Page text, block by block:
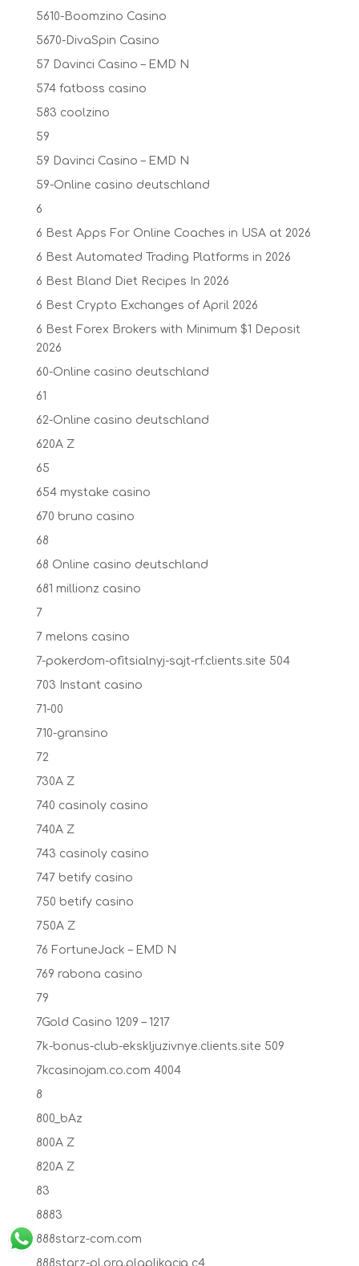
5610-Boomzino Casino
5670-DivaSpin Casino
57 Davinci Casino – EMD N
574 fatboss casino
583 coolzino
59
59 Davinci Casino – EMD N
59-Online casino deutschland
6
6 Best Apps For Online Coaches in USA at 2026
6 Best Automated Trading Platforms in 2026
6 Best Bland Diet Recipes In 2026
6 Best Crypto Exchanges of April 2026
6 Best Forex Brokers with Minimum $1 Deposit ️
2026
60-Online casino deutschland
61
62-Online casino deutschland
620A Z
65
654 mystake casino
670 bruno casino
68
68 Online casino deutschland
681 millionz casino
7
7 melons casino
7-pokerdom-ofitsialnyj-sajt-rf.clients.site 504
703 Instant casino
71-00
710-gransino
72
730A Z
740 casinoly casino
740A Z
743 casinoly casino
747 betify casino
750 betify casino
750A Z
76 FortuneJack – EMD N
769 rabona casino
79
7Gold Casino 1209 – 1217
7k-bonus-club-ekskljuzivnye.clients.site 509
7kcasinojam.co.com 4004
8
800_bAz
800A Z
820A Z
83
8883
888starz-com.com
888starz-pl.org.plaplikacja c4